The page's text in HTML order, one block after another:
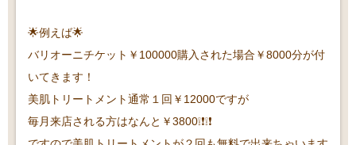
🌟例えば🌟
バリオーニチケット￥100000購入された場合￥8000分が付
いてきます！
美肌トリートメント通常１回￥12000ですが
毎月来店される方はなんと￥3800❕❗❕❗